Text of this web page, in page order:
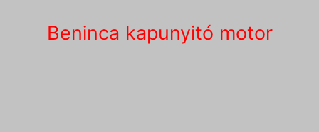
Beninca kapunyitó motor